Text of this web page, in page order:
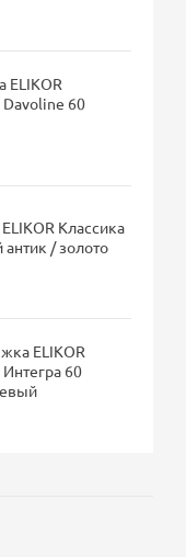
ELIKOR
Davoline 60
Классика
/ золото
ELIKOR
60